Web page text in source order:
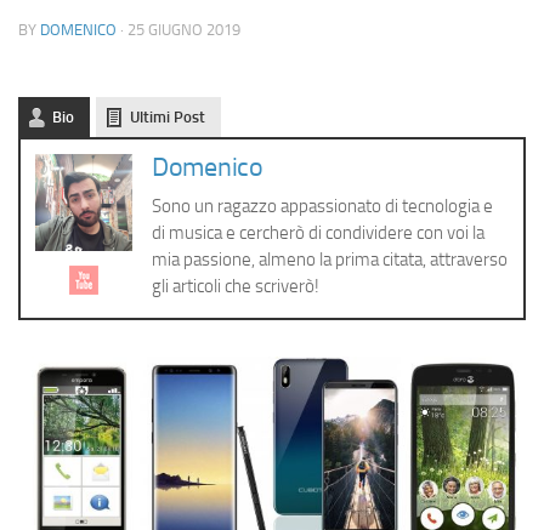
Recensioni
Privacy
Cerca
BY DOMENICO · 25 GIUGNO 2019
Bio Ultimi Post
Domenico
Sono un ragazzo appassionato di tecnologia e
di musica e cercherò di condividere con voi la
mia passione, almeno la prima citata, attraverso
gli articoli che scriverò!